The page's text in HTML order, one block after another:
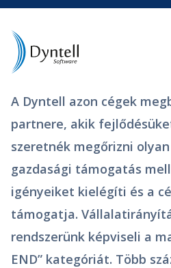
A Dyntell azon cégek
partnere, akik
szeretnék megőrizni
gazdasági támogatás
igényeiket kielégíti és a
támogatja.
rendszerünk képviseli a
END” kategóriát. Több